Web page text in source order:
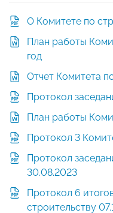
О Комитете по
План работы
год
Отчет Комитета
Протокол
План работы
Протокол 3
Протокол
30.08.2023
Протокол 6
строительству